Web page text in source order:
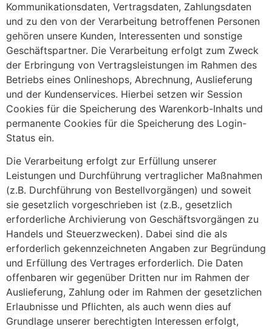
Kommunikationsdaten, Vertragsdaten, Zahlungsdaten
und zu den von der Verarbeitung betroffenen Personen
gehören unsere Kunden, Interessenten und sonstige
Geschäftspartner. Die Verarbeitung erfolgt zum Zweck
der Erbringung von Vertragsleistungen im Rahmen des
Betriebs eines Onlineshops, Abrechnung, Auslieferung
und der Kundenservices. Hierbei setzen wir Session
Cookies für die Speicherung des Warenkorb-Inhalts und
permanente Cookies für die Speicherung des Login-
Status ein.
Die Verarbeitung erfolgt zur Erfüllung unserer
Leistungen und Durchführung vertraglicher Maßnahmen
(z.B. Durchführung von Bestellvorgängen) und soweit
sie gesetzlich vorgeschrieben ist (z.B., gesetzlich
erforderliche Archivierung von Geschäftsvorgängen zu
Handels und Steuerzwecken). Dabei sind die als
erforderlich gekennzeichneten Angaben zur Begründung
und Erfüllung des Vertrages erforderlich. Die Daten
offenbaren wir gegenüber Dritten nur im Rahmen der
Auslieferung, Zahlung oder im Rahmen der gesetzlichen
Erlaubnisse und Pflichten, als auch wenn dies auf
Grundlage unserer berechtigten Interessen erfolgt,